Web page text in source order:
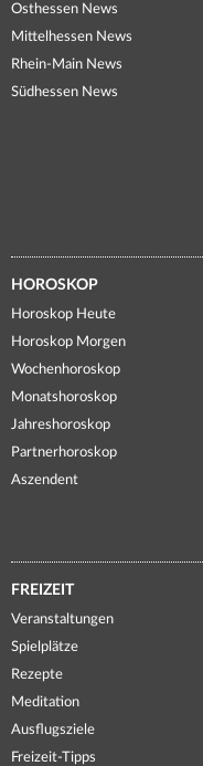
Osthessen News
Mittelhessen News
Rhein-Main News
Südhessen News
HOROSKOP
Horoskop Heute
Horoskop Morgen
Wochenhoroskop
Monatshoroskop
Jahreshoroskop
Partnerhoroskop
Aszendent
FREIZEIT
Veranstaltungen
Spielplätze
Rezepte
Meditation
Ausflugsziele
Freizeit-Tipps